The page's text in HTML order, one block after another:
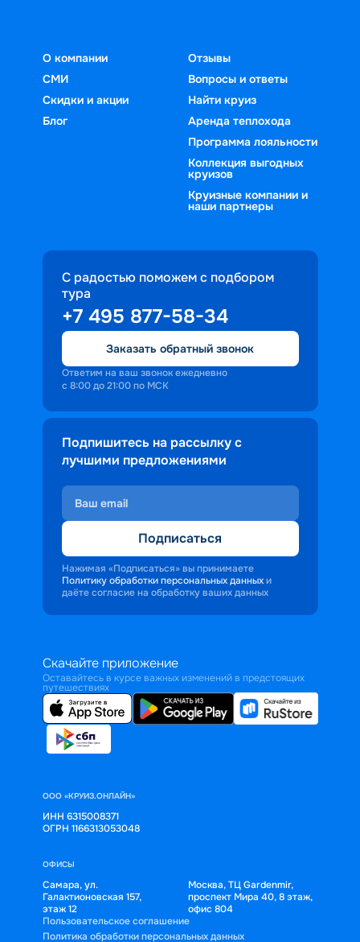
О компании
СМИ
Скидки и акции
Блог
Отзывы
Вопросы и ответы
Найти круиз
Аренда теплохода
Программа лояльности
Коллекция выгодных
круизов
Круизные компании и
наши партнеры
С радостью поможем с подбором
тура
+7 495 877-58-34
Заказать обратный звонок
Ответим на ваш звонок ежедневно
с 8:00 до 21:00 по МСК
Подпишитесь на рассылку с
лучшими предложениями
Подписаться
Нажимая «Подписаться» вы принимаете
Политику обработки персональных данных и
даёте согласие на обработку ваших данных
Скачайте приложение
Оставайтесь в курсе важных изменений в предстоящих
путешествиях
ООО «КРУИЗ.ОНЛАЙН»
ИНН 6315008371
ОГРН 1166313053048
ОФИСЫ
Самара, ул.
Галактионовская 157,
этаж 12
Москва, ТЦ Gardenmir,
проспект Мира 40, 8 этаж,
офис 804
Пользовательское соглашение
Политика обработки персональных данных